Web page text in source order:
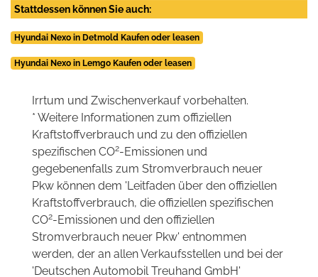
Stattdessen können Sie auch:
Hyundai Nexo in Detmold Kaufen oder leasen
Hyundai Nexo in Lemgo Kaufen oder leasen
Irrtum und Zwischenverkauf vorbehalten.
* Weitere Informationen zum offiziellen
Kraftstoffverbrauch und zu den offiziellen
spezifischen CO2-Emissionen und
gegebenenfalls zum Stromverbrauch neuer
Pkw können dem 'Leitfaden über den offiziellen
Kraftstoffverbrauch, die offiziellen spezifischen
CO2-Emissionen und den offiziellen
Stromverbrauch neuer Pkw' entnommen
werden, der an allen Verkaufsstellen und bei der
'Deutschen Automobil Treuhand GmbH'